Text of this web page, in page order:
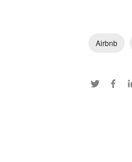
Airbnb